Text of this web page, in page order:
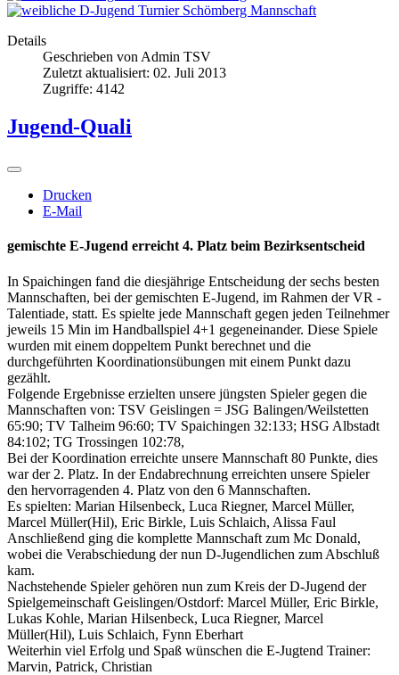
Details
Geschrieben von Admin TSV
Zuletzt aktualisiert: 02. Juli 2013
Zugriffe: 4142
Jugend-Quali
Drucken
E-Mail
gemischte E-Jugend erreicht 4. Platz beim Bezirksentscheid
In Spaichingen fand die diesjährige Entscheidung der sechs besten
Mannschaften, bei der gemischten E-Jugend, im Rahmen der VR -
Talentiade, statt. Es spielte jede Mannschaft gegen jeden Teilnehmer
jeweils 15 Min im Handballspiel 4+1 gegeneinander. Diese Spiele
wurden mit einem doppeltem Punkt berechnet und die
durchgeführten Koordinationsübungen mit einem Punkt dazu
gezählt.
Folgende Ergebnisse erzielten unsere jüngsten Spieler gegen die
Mannschaften von: TSV Geislingen = JSG Balingen/Weilstetten
65:90; TV Talheim 96:60; TV Spaichingen 32:133; HSG Albstadt
84:102; TG Trossingen 102:78,
Bei der Koordination erreichte unsere Mannschaft 80 Punkte, dies
war der 2. Platz. In der Endabrechnung erreichten unsere Spieler
den hervorragenden 4. Platz von den 6 Mannschaften.
Es spielten: Marian Hilsenbeck, Luca Riegner, Marcel Müller,
Marcel Müller(Hil), Eric Birkle, Luis Schlaich, Alissa Faul
Anschließend ging die komplette Mannschaft zum Mc Donald,
wobei die Verabschiedung der nun D-Jugendlichen zum Abschluß
kam.
Nachstehende Spieler gehören nun zum Kreis der D-Jugend der
Spielgemeinschaft Geislingen/Ostdorf: Marcel Müller, Eric Birkle,
Lukas Kohle, Marian Hilsenbeck, Luca Riegner, Marcel
Müller(Hil), Luis Schlaich, Fynn Eberhart
Weiterhin viel Erfolg und Spaß wünschen die E-Jugtend Trainer:
Marvin, Patrick, Christian